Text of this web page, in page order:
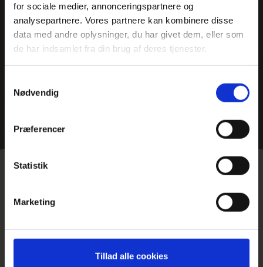
for sociale medier, annonceringspartnere og
analysepartnere. Vores partnere kan kombinere disse
data med andre oplysninger, du har givet dem, eller som
de har indsamlet fra din brug af deres tjenester.
Nødvendig
Præferencer
Statistik
Marketing
Tillad alle cookies
Hjem >Nordamerika
Nordamerika spænder over et kæmpe areal og byder
på klima lige fra det subtropiske ved Florida og Mexico til
Det kan være svært at vide, hvor man skal starte, når